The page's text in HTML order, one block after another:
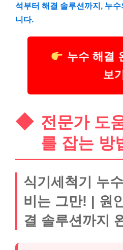
석부터 해결 솔루션까지, 누
니다.
누수 해결
보
전문가 도
를 잡는 방
식기세척기 누
비는 그만! | 원
결 솔루션까지